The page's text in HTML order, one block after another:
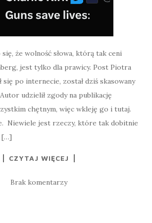
się, że wolność słowa, którą tak ceni
jest tylko dla prawicy. Post Piotra
po internecie, został dziś skasowany
udzielił zgody na publikację
chętnym, więc wkleję go i tutaj.
Niewiele jest rzeczy, które tak dobitnie
[…]
CZYTAJ WIĘCEJ
Brak komentarzy